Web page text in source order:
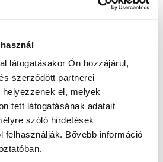
látogatásakor Ön hozzájárul,
szerződött partnerei
el, melyek
tett látogatásának adatait
szóló hirdetések
felhasználják. Bővebb információ
Oldal újratöltése